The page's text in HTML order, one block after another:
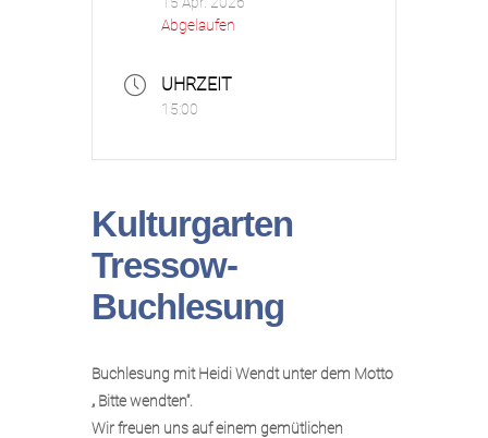
Abgelaufen
UHRZEIT
15:00
Kulturgarten
Tressow-
Buchlesung
Buchlesung mit Heidi Wendt unter dem Motto
„ Bitte wendten“.
Wir freuen uns auf einem gemütlichen